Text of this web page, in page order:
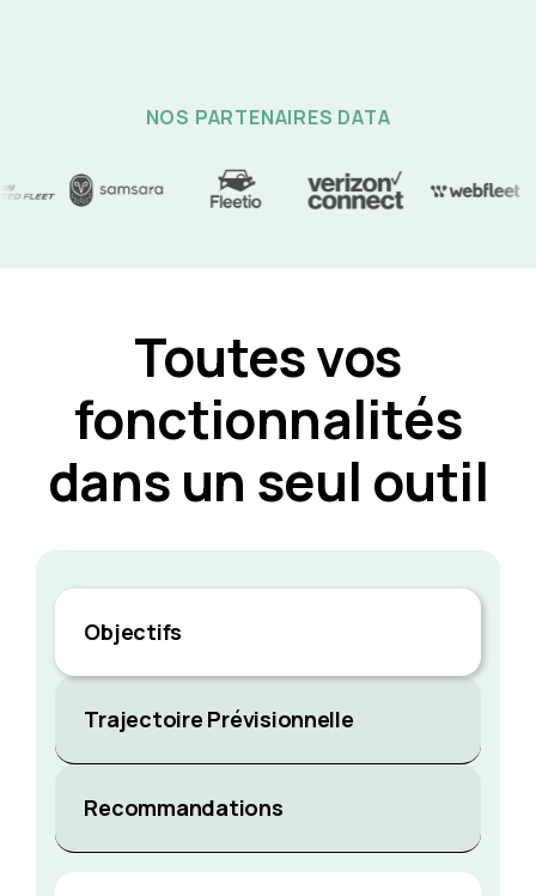
NOS PARTENAIRES DATA
Toutes vos
fonctionnalités
dans un seul outil
Objectifs
Trajectoire Prévisionnelle
Recommandations